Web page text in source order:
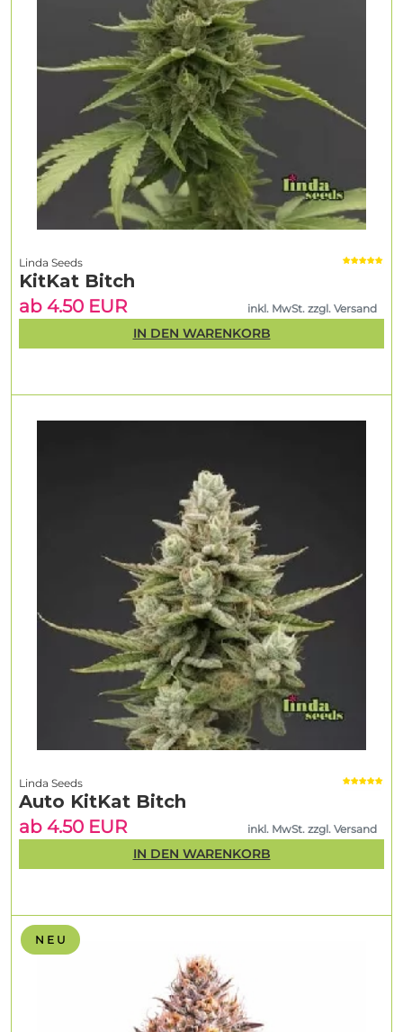
N E U
Linda Seeds
Auto KitKat Bitch
ab 4.50 EUR
inkl. MwSt. zzgl. Versand
IN DEN WARENKORB
Linda Seeds
KitKat Bitch
ab 4.50 EUR
inkl. MwSt. zzgl. Versand
IN DEN WARENKORB